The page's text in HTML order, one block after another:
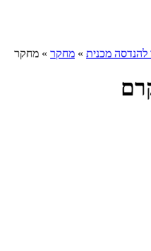
מכנית » מחקר » מחקר